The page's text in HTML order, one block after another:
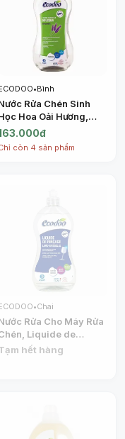
•Bình
Rửa Chén Sinh
Hoa Oải Hương,
Vaisselle
Douceur, Lavandin (1L) -
còn 4 sản phẩm
•Chai
Rửa Cho Máy Rửa
Liquide de
Lave-
hết hàng